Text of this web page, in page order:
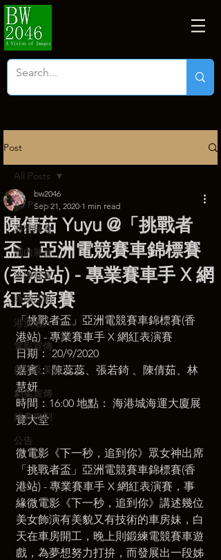
Post
All Posts
海外展會
國內展會
港澳展會
商塲活動
港澳名人
電影宣傳
探店及美食
劇集宣傳
經典復刻
公告
All Posts
陳倩茹 Yuyu @「挑戰者
盃」亞洲電競賽車錦標賽
(香港站) - 專業賽車手 X 網
紅表演賽
bw2046
Sep 21, 2020 1 min read
「挑戰者盃」亞洲電競賽車錦標賽(香
港站) - 專業賽車手 X 網紅表演賽
日期： 20/9/2020
嘉賓： 陳蕊蕊、張若錡 、陳倩茹、林
慧妍
時間：16:00 地點： 海港城海運大廈展
覽大堂
微電影《下⼀秒，追到你》眾女神出席
「挑戰者盃」亞洲電競賽車錦標賽(香
港站) - 專業賽車手 X 網紅表演賽，事
緣微電影《下⼀秒，追到你》講述幾位
美女飾演有美貌⼜有技術的⾞房妹，⽩
天在⾞房開⼯，晚上則鍛練電競賽⾞遊
戲，為夢想努⼒打拚，⽽發展出⼀段姊